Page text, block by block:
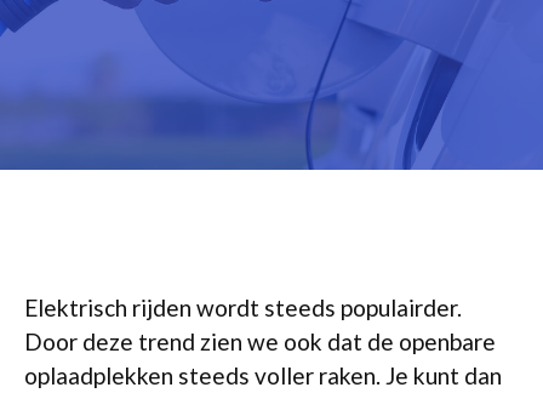
Elektrisch rijden wordt steeds populairder.
Door deze trend zien we ook dat de openbare
oplaadplekken steeds voller raken. Je kunt dan